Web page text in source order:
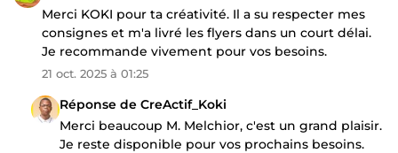
Merci KOKI pour ta créativité. Il a su respecter mes
consignes et m'a livré les flyers dans un court délai.
Je recommande vivement pour vos besoins.
21 oct. 2025 à 01:25
Réponse de CreActif_Koki
Merci beaucoup M. Melchior, c'est un grand plaisir.
Je reste disponible pour vos prochains besoins.